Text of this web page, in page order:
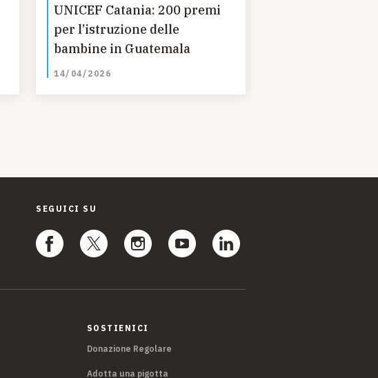
UNICEF Catania: 200 premi
per l’istruzione delle
bambine in Guatemala
14/04/2026
SEGUICI SU
SOSTIENICI
Donazione Regolare
Adotta una pigotta